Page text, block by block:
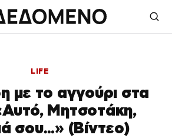
LIFE
με το αγγούρι στα
Μητσοτάκη,
σου…» (Βίντεο)